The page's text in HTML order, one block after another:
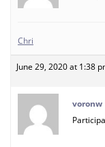
Chri
June 29, 2020 at 1:38
voronw